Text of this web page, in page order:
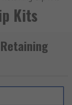
Kits